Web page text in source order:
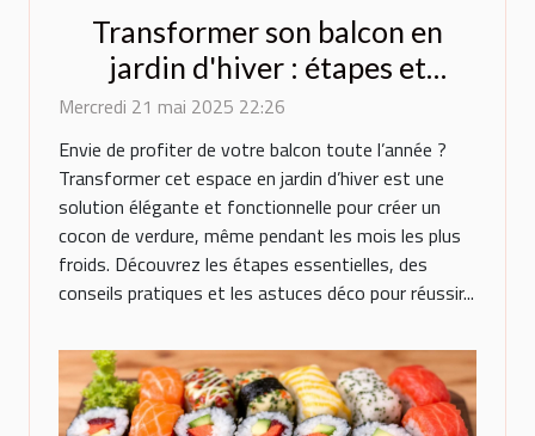
Transformer son balcon en
jardin d'hiver : étapes et
conseils
Mercredi 21 mai 2025 22:26
Envie de profiter de votre balcon toute l’année ?
Transformer cet espace en jardin d’hiver est une
solution élégante et fonctionnelle pour créer un
cocon de verdure, même pendant les mois les plus
froids. Découvrez les étapes essentielles, des
conseils pratiques et les astuces déco pour réussir...